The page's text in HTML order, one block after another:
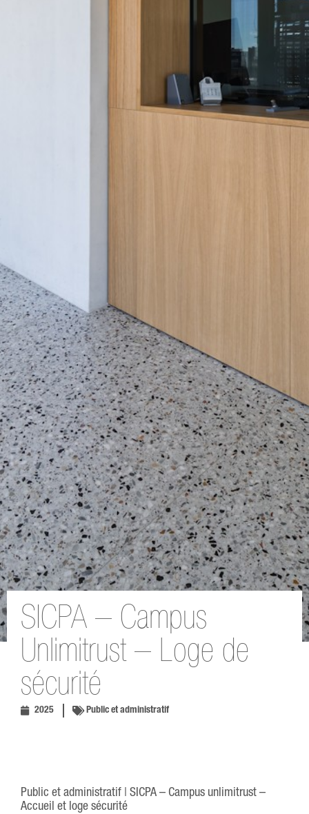
SICPA – Campus
Unlimitrust – Loge de
sécurité
2025 Public et administratif
Public et administratif | SICPA – Campus unlimitrust –
Accueil et loge sécurité